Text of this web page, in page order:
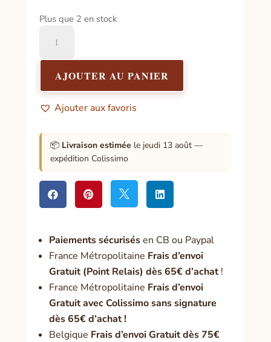
Plus que 2 en stock
En
l'auto-
sabotage
AJOUTER AU PANIER
Ajouter aux favoris
📦 Livraison estimée le jeudi 13 août —
expédition Colissimo
   
Paiements sécurisésen CB ou Paypal
France Métropolitaine Frais d’envoi
Gratuit (Point Relais) dès 65€ d’achat!
France Métropolitaine Frais d’envoi
Gratuit avec Colissimo sans signature
dès 65€ d’achat !
Belgique Frais d’envoi Gratuit dès 75€